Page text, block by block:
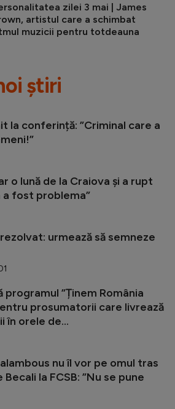
zilei 3 mai | James
artistul care a schimbat
muzicii pentru totdeauna
știri
la conferință: ”Criminal care a
o lună de la Craiova și a rupt
a fost problema”
urmează să semneze
programul ”Ținem România
prosumatorii care livrează
în orele de...
nu îl vor pe omul tras
la FCSB: ”Nu se pune